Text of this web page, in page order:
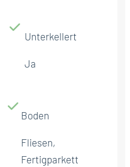
Unterkellert
Ja
Boden
Fliesen,
Fertigparkett